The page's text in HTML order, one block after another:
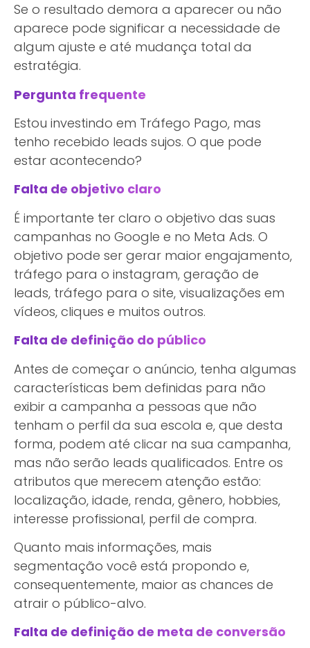
Se o resultado demora a aparecer ou não
aparece pode significar a necessidade de
algum ajuste e até mudança total da
estratégia.
Pergunta frequente
Estou investindo em Tráfego Pago, mas
tenho recebido leads sujos. O que pode
estar acontecendo?
Falta de objetivo claro
É importante ter claro o objetivo das suas
campanhas no Google e no Meta Ads. O
objetivo pode ser gerar maior engajamento,
tráfego para o instagram, geração de
leads, tráfego para o site, visualizações em
vídeos, cliques e muitos outros.
Falta de definição do público
Antes de começar o anúncio, tenha algumas
características bem definidas para não
exibir a campanha a pessoas que não
tenham o perfil da sua escola e, que desta
forma, podem até clicar na sua campanha,
mas não serão leads qualificados. Entre os
atributos que merecem atenção estão:
localização, idade, renda, gênero, hobbies,
interesse profissional, perfil de compra.
Quanto mais informações, mais
segmentação você está propondo e,
consequentemente, maior as chances de
atrair o público-alvo.
Falta de definição de meta de conversão